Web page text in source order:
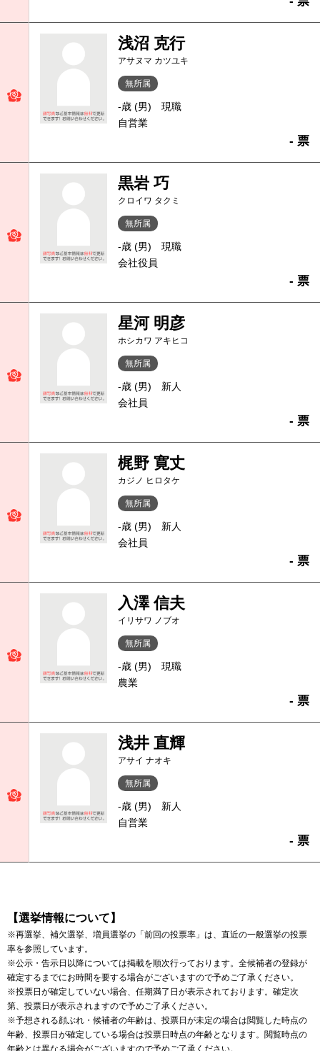
浅沼 克行
アサヌマ カツユキ
無所属
-歳 (男)
現職
自営業
- 票
黒岩 巧
クロイワ タクミ
無所属
-歳 (男)
現職
会社役員
- 票
星河 明彦
ホシカワ アキヒコ
無所属
-歳 (男)
新人
会社員
- 票
梶野 寛丈
カジノ ヒロタケ
無所属
-歳 (男)
新人
会社員
- 票
入澤 信夫
イリサワ ノブオ
無所属
-歳 (男)
現職
農業
- 票
浅井 直輝
アサイ ナオキ
無所属
-歳 (男)
新人
自営業
- 票
【選挙情報について】
※再選挙、補欠選挙、増員選挙の「前回の投票率」は、直近の一般選挙の投票
率を参照しています。
※公示・告示日以降については掲載を順次行っております。全候補者の登録が
確定するまでにお時間を要する場合がございますので予めご了承ください。
※投票日が確定していない場合、任期満了日が表示されております。確定次
第、投票日が表示されますので予めご了承ください。
※予想される顔ぶれ・候補者の年齢は、投票日が未定の場合は閲覧した時点の
年齢、投票日が確定している場合は投票日時点の年齢となります。閲覧時点の
年齢とは異なる場合がございますので予めご了承ください。